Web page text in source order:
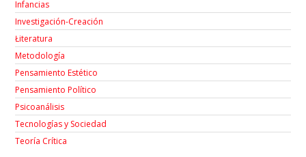
Infancias
Investigación-Creación
Łiteratura
Metodología
Pensamiento Estético
Pensamiento Político
Psicoanálisis
Tecnologías y Sociedad
Teoría Crítica